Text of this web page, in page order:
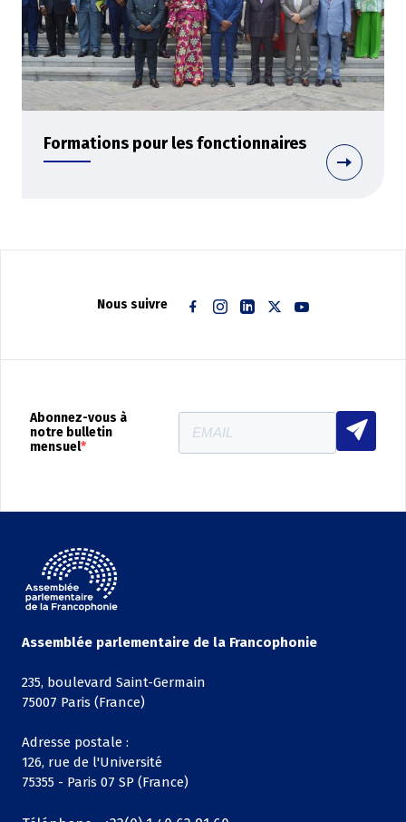
Formations pour les fonctionnaires
Nous suivre
Abonnez-vous à
notre bulletin
mensuel
Assemblée parlementaire de la Francophonie
235, boulevard Saint-Germain
75007 Paris (France)
Adresse postale :
126, rue de l'Université
75355 - Paris 07 SP (France)